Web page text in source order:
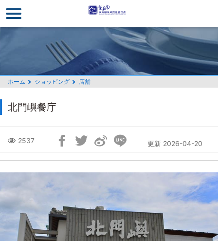
イ
ン
コ
ン
ツ
セ
ホーム ショッピング 店舗
北門嶼餐庁
2537 更新 2026-04-20
Skip
Block